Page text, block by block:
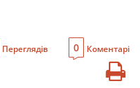
Переглядів 0 Коментарі